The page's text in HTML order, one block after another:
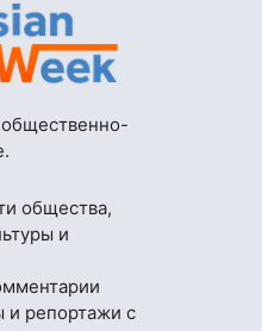
общества,
и
и репортажи с